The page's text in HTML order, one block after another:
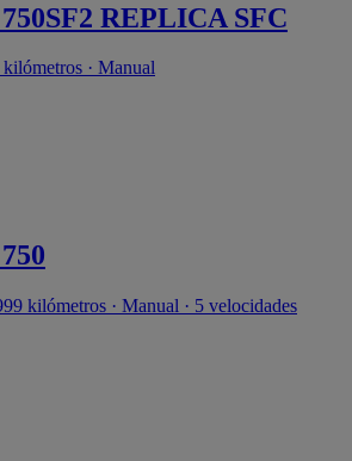
REPLICA SFC
kilómetros · Manual
kilómetros · Manual · 5 velocidades